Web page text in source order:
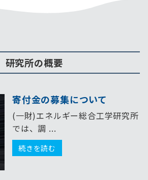
研究所の概要
寄付金の募集について
(一財)エネルギー総合工学研究所
では、調 ...
続きを読む